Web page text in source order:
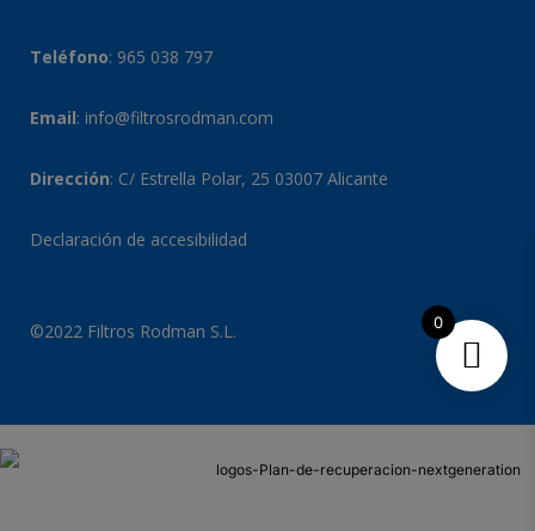
Teléfono: 965 038 797
Email: info@filtrosrodman.com
Dirección: C/ Estrella Polar, 25 03007 Alicante
Declaración de accesibilidad
©2022 Filtros Rodman S.L. 0